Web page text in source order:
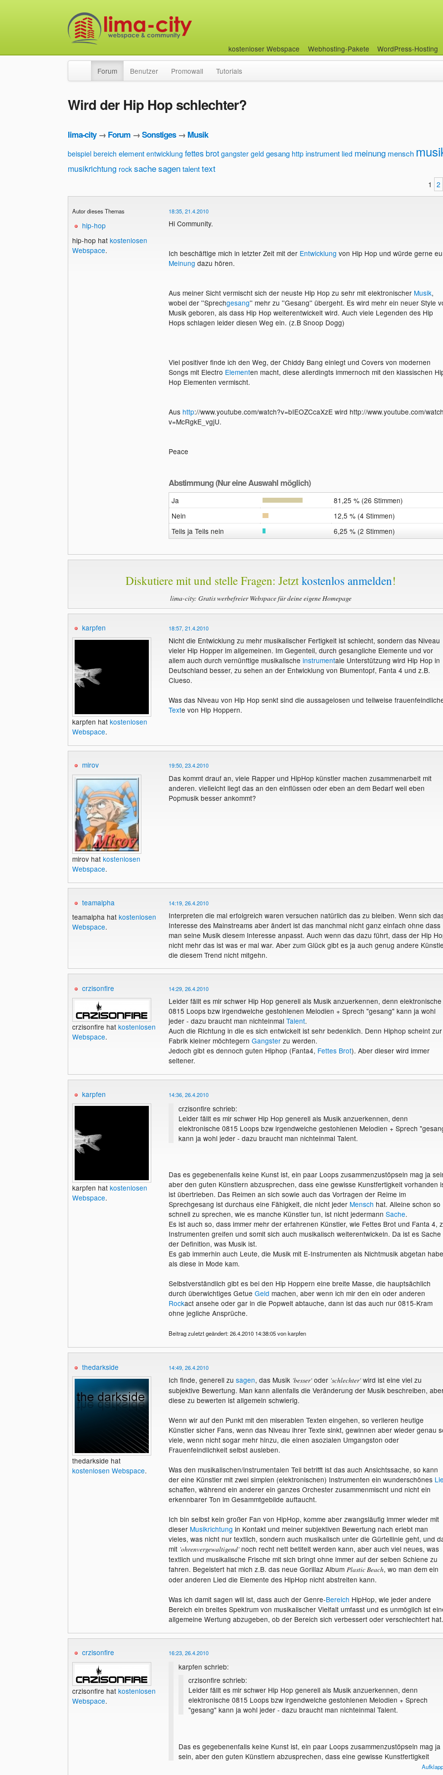
kostenloser Webspace Webhosting-Pakete WordPress-Hosting
Forum Benutzer Promowall Tutorials
Wird der Hip Hop schlechter?
lima-city→ Forum →Sonstiges→ Musik
beispiel bereich element entwicklung fettes brot gangster geld gesang http instrument lied meinung mensch
musikrichtung rock sachesagentalenttext
1 2
Autor dieses Themas
hip-hop
hip-hop hat kostenlosen
Webspace.
18:35, 21.4.2010
Hi Community.
Ich beschäftige mich in letzter Zeit mit der Entwicklung von Hip Hop und würde gerne
Meinung dazu hören.
Aus meiner Sicht vermischt sich der neuste Hip Hop zu sehr mit elektronischer Musik,
wobei der ''Sprechgesang'' mehr zu ''Gesang'' übergeht. Es wird mehr ein neuer Style
Musik geboren, als dass Hip Hop weiterentwickelt wird. Auch viele Legenden des Hip
Hops schlagen leider diesen Weg ein. (z.B Snoop Dogg)
Viel positiver finde ich den Weg, der Chiddy Bang einlegt und Covers von modernen
Songs mit Electro Elementen macht, diese allerdingts immernoch mit den klassischen
Hop Elementen vermischt.
Aus http://www.youtube.com/watch?v=bIEOZCcaXzE wird http://www.youtube.com/
v=McRgkE_vgjU.
Peace
Abstimmung (Nur eine Auswahl möglich)
Ja
81,25 % (26 Stimmen)
Nein
12,5 % (4 Stimmen)
Teils ja Teils nein
6,25 % (2 Stimmen)
Diskutiere mit und stelle Fragen: Jetztkostenlos anmelden!
lima-city: Gratis werbefreier Webspace für deine eigene Homepage
karpfen
karpfen hat kostenlosen
Webspace.
18:57, 21.4.2010
Nicht die Entwicklung zu mehr musikalischer Fertigkeit ist schlecht, sondern das Niveau
vieler Hip Hopper im allgemeinen. Im Gegenteil, durch gesangliche Elemente und vor
allem auch durch vernünftige musikalische instrumentale Unterstützung wird Hip Hop in
Deutschland besser, zu sehen an der Entwicklung von Blumentopf, Fanta 4 und z.B.
Clueso.
Was das Niveau von Hip Hop senkt sind die aussagelosen und teilweise
Texte von Hip Hoppern.
mirov
mirov hat kostenlosen
Webspace.
19:50, 23.4.2010
Das kommt drauf an, viele Rapper und HipHop künstler machen zusammenarbeit mit
anderen. vielleicht liegt das an den einflüssen oder eben an dem Bedarf weil eben
Popmusik besser ankommt?
teamalpha
teamalpha hat kostenlosen
Webspace.
14:19, 26.4.2010
Interpreten die mal erfolgreich waren versuchen natürlich das zu bleiben. Wenn sich
Interesse des Mainstreams aber ändert ist das manchmal nicht ganz einfach ohne dass
man seine Musik diesem Interesse anpasst. Auch wenn das dazu führt, dass der Hip
nicht mehr das ist was er mal war. Aber zum Glück gibt es ja auch genug andere
die diesem Trend nicht mitgehn.
crzisonfire
crzisonfire hat kostenlosen
Webspace.
14:29, 26.4.2010
Leider fällt es mir schwer Hip Hop generell als Musik anzuerkennen, denn elektronische
0815 Loops bzw irgendwelche gestohlenen Melodien + Sprech "gesang" kann ja wohl
jeder - dazu braucht man nichteinmal Talent.
Auch die Richtung in die es sich entwickelt ist sehr bedenklich. Denn Hiphop scheint zur
Fabrik kleiner möchtegern Gangsterzu werden.
Jedoch gibt es dennoch guten Hiphop (Fanta4, Fettes Brot). Aber dieser wird immer
seltener.
karpfen
karpfen hat kostenlosen
Webspace.
14:36, 26.4.2010
crzisonfire schrieb:
Leider fällt es mir schwer Hip Hop generell als Musik anzuerkennen, denn
elektronische 0815 Loops bzw irgendwelche gestohlenen Melodien + Sprech
kann ja wohl jeder - dazu braucht man nichteinmal Talent.
Das es gegebenenfalls keine Kunst ist, ein paar Loops zusammenzustöpseln mag ja
aber den guten Künstlern abzusprechen, dass eine gewisse Kunstfertigkeit vorhanden
ist übertrieben. Das Reimen an sich sowie auch das Vortragen der Reime im
Sprechgesang ist durchaus eine Fähigkeit, die nicht jeder Mensch hat. Alleine schon so
schnell zu sprechen, wie es manche Künstler tun, ist nicht jedermann Sache.
Es ist auch so, dass immer mehr der erfahrenen Künstler, wie Fettes Brot und Fanta 4,
Instrumenten greifen und somit sich auch musikalisch weiterentwickeln. Da ist es Sache
der Definition, was Musik ist.
Es gab immerhin auch Leute, die Musik mit E-Instrumenten als Nichtmusik abgetan
als diese in Mode kam.
Selbstverständlich gibt es bei den Hip Hoppern eine breite Masse, die hauptsächlich
durch überwichtiges Getue Geld machen, aber wenn ich mir den ein oder anderen
Rockact ansehe oder gar in die Popwelt abtauche, dann ist das auch nur 0815-Kram
ohne jegliche Ansprüche.
Beitrag zuletzt geändert: 26.4.2010 14:38:05 von karpfen
thedarkside
thedarkside hat
kostenlosen Webspace.
14:49, 26.4.2010
Ich finde, generell zu sagen, das Musik 'besser'oder 'schlechter'wird ist eine viel zu
subjektive Bewertung. Man kann allenfalls die Veränderung der Musik beschreiben,
diese zu bewerten ist allgemein schwierig.
Wenn wir auf den Punkt mit den miserablen Texten eingehen, so verlieren heutige
Künstler sicher Fans, wenn das Niveau ihrer Texte sinkt, gewinnen aber wieder genau
viele, wenn nicht sogar mehr hinzu, die einen asozialen Umgangston oder
Frauenfeindlichkeit selbst ausleben.
Was den musikalischen/instrumentalen Teil betrifft ist das auch Ansichtssache, so kann
der eine Künstler mit zwei simplen (elektronischen) Instrumenten ein wunderschönes
schaffen, während ein anderer ein ganzes Orchester zusammenmischt und nicht ein
erkennbarer Ton im Gesammtgebilde auftaucht.
Ich bin selbst kein großer Fan von HipHop, komme aber zwangsläufig immer wieder mit
dieser Musikrichtung in Kontakt und meiner subjektiven Bewertung nach erlebt man
vieles, was nicht nur textlich, sondern auch musikalisch unter die Gürtellinie geht, und
mit 'ohrenvergewaltigend'noch recht nett betitelt werden kann, aber auch viel neues, was
textlich und musikalische Frische mit sich bringt ohne immer auf der selben Schiene zu
fahren. Begeistert hat mich z.B. das neue Gorillaz Album Plastic Beach, wo man dem ein
oder anderen Lied die Elemente des HipHop nicht abstreiten kann.
Was ich damit sagen will ist, dass auch der Genre-Bereich HipHop, wie jeder andere
Bereich ein breites Spektrum von musikalischer Vielfalt umfasst und es unmöglich ist
allgemeine Wertung abzugeben, ob der Bereich sich verbessert oder verschlechtert hat.
crzisonfire
crzisonfire hat kostenlosen
Webspace.
16:23, 26.4.2010
karpfen schrieb:
crzisonfire schrieb:
Leider fällt es mir schwer Hip Hop generell als Musik anzuerkennen, denn
elektronische 0815 Loops bzw irgendwelche gestohlenen Melodien + Sprech
"gesang" kann ja wohl jeder - dazu braucht man nichteinmal Talent.
Das es gegebenenfalls keine Kunst ist, ein paar Loops zusammenzustöpseln mag ja
sein, aber den guten Künstlern abzusprechen, dass eine gewisse Kunstfertigkeit
vorhanden ist, ist übertrieben. Das Reimen an sich sowie auch das Vortragen der